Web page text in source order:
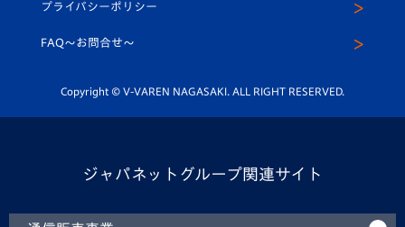
平和祈念活動
ホームタウン活動
スクール
公式LINE＠
プライバシーポリシー
FAQ〜お問合せ〜
Copyright © V-VAREN NAGASAKI. ALL RIGHT RESERVED.
ジャパネットグループ関連サイト